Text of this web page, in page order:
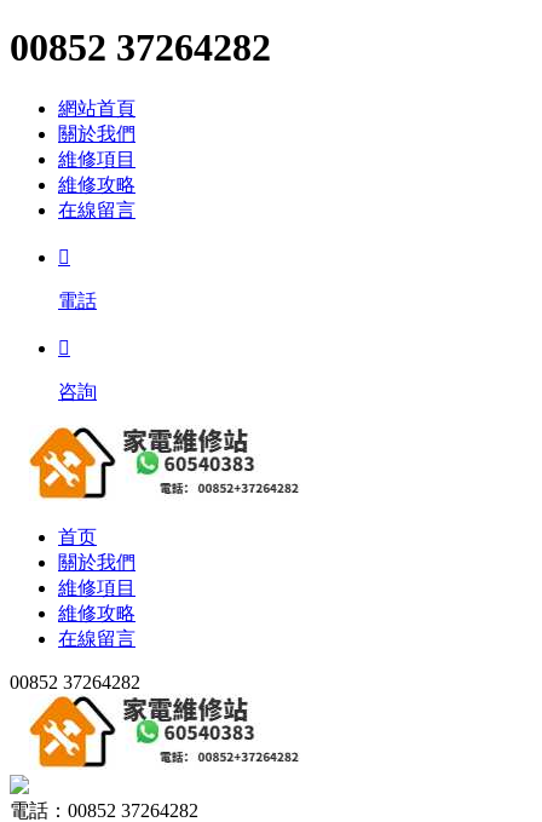
00852 37264282
網站首頁
關於我們
維修項目
維修攻略
在線留言

電話

咨詢
首页
關於我們
維修項目
維修攻略
在線留言
00852 37264282
電話：00852 37264282